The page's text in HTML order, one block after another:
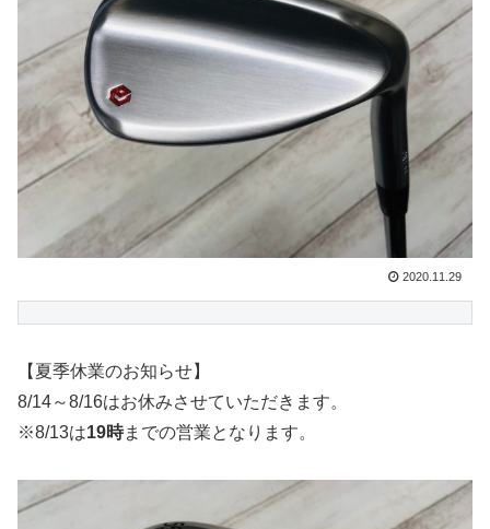
2020.11.29
【夏季休業のお知らせ】
8/14～8/16はお休みさせていただきます。
※8/13は19時までの営業となります。